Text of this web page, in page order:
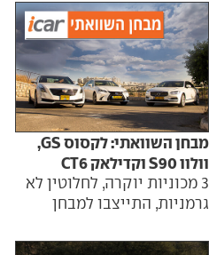
מבחן השוואתי: לקסוס GS,
וולוו S90 וקדילאק CT6
3 מכוניות יוקרה, לחלוטין לא
גרמניות, התייצבו למבחן